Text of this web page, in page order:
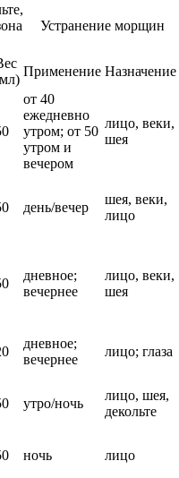
Устранение морщин
Применение Назначение
от 40
ежедневно
утром; от 50
утром и
вечером
лицо, веки,
шея
день/вечер
шея, веки,
лицо
дневное;
вечернее
лицо, веки,
шея
дневное;
вечернее
лицо; глаза
утро/ночь
лицо, шея,
декольте
ночь лицо